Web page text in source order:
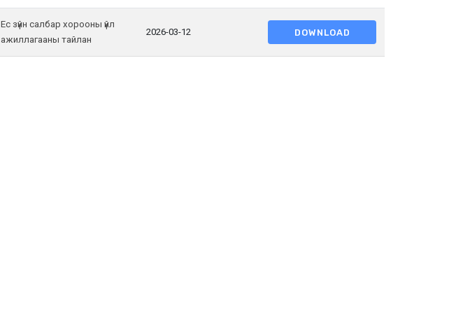
Ес зүйн салбар хорооны үйл
ажиллагааны тайлан
2026-03-12 DOWNLOAD